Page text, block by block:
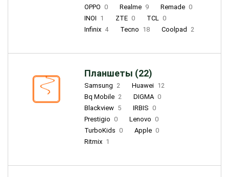
OPPO 0 Realme 9 Remade 0
INOI 1 ZTE 0 TCL 0
Infinix 4 Tecno 18 Coolpad 2
Планшеты (22)
Samsung 2 Huawei 12
Bq Mobile 2 DIGMA 0
Blackview 5 IRBIS 0
Prestigio 0 Lenovo 0
TurboKids 0 Apple 0
Ritmix 1